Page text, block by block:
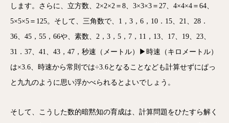
します。さらに、立方数、2×2×2＝8、3×3×3＝27、4×4×4＝64、
5×5×5＝125。そして、三角数で、1，3，6，10．15、21、28．
36、45，55，66や、素数、2，3，5，7，11，13、17、19、23、
31．37、41、43，47，秒速（メートル）▶時速（キロメートル）
は×3.6、時速から常則では÷3.6となることなども計算せずにぱっ
と九九のように思い浮かべられるとよいでしょう。
そして、こうした数的暗黙知の育成は、計算問題をひたすら解く